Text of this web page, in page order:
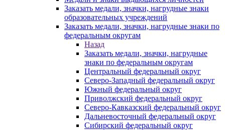
Заказать медали, значки, нагрудные знаки
образовательных учреждений
Заказать медали, значки, нагрудные знаки по
федеральным округам
Назад
Заказать медали, значки, нагрудные
знаки по федеральным округам
Центральный федеральный округ
Северо-Западный федеральный округ
Южный федеральный округ
Приволжский федеральный округ
Северо-Кавказский федеральный округ
Дальневосточный федеральный округ
Сибирский федеральный округ